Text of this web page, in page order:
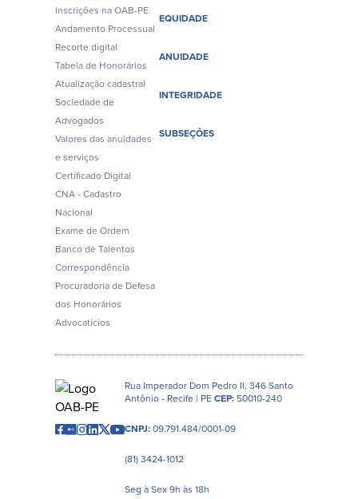
Inscrições na OAB-PE
Andamento Processual
Recorte digital
Tabela de Honorários
Atualização cadastral
Sociedade de
Advogados
Valores das anuidades
e serviços
Certificado Digital
CNA - Cadastro
Nacional
Exame de Ordem
Banco de Talentos
Correspondência
Procuradoria de Defesa
dos Honorários
Advocatícios
EQUIDADE
ANUIDADE
INTEGRIDADE
SUBSEÇÕES
Rua Imperador Dom Pedro II, 346 Santo
Antônio - Recife | PECEP:50010-240
CNPJ:09.791.484/0001-09
(81) 3424-1012
Seg à Sex 9h às 18h